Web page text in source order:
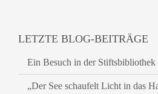
LETZTE BLOG-BEITRÄGE
Ein Besuch in der Stiftsbibliothek
„Der See schaufelt Licht in das